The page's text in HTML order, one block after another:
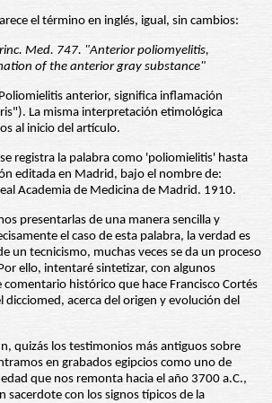
el término en inglés, igual, sin cambios:
Med. 747. "Anterior poliomyelitis,
of the anterior gray substance"
anterior, significa inflamación
La misma interpretación etimológica
al inicio del artículo.
registra la palabra como 'poliomielitis' hasta
editada en Madrid, bajo el nombre de:
Academia de Medicina de Madrid. 1910.
presentarlas de una manera sencilla y
el caso de esta palabra, la verdad es
un tecnicismo, muchas veces se da un proceso
ello, intentaré sintetizar, con algunos
comentario histórico que hace Francisco Cortés
acerca del origen y evolución del
quizás los testimonios más antiguos sobre
en grabados egipcios como uno de
que nos remonta hacia el año 3700 a.C.,
sacerdote con los signos típicos de la